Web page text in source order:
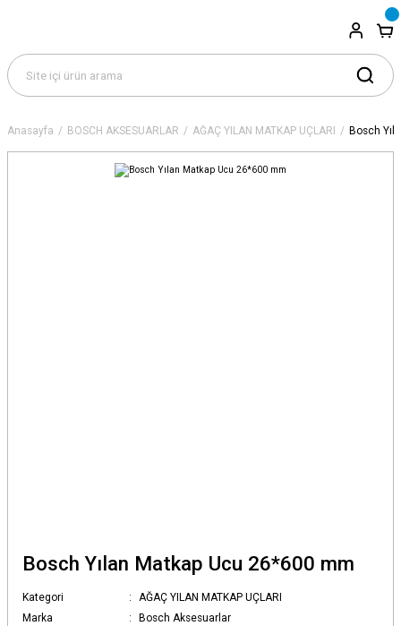
Anasayfa BOSCH AKSESUARLAR AĞAÇ YILAN MATKAP UÇLARI Bosch
Bosch Yılan Matkap Ucu 26*600 mm
Kategori
AĞAÇ YILAN MATKAP UÇLARI
Marka
Bosch Aksesuarlar